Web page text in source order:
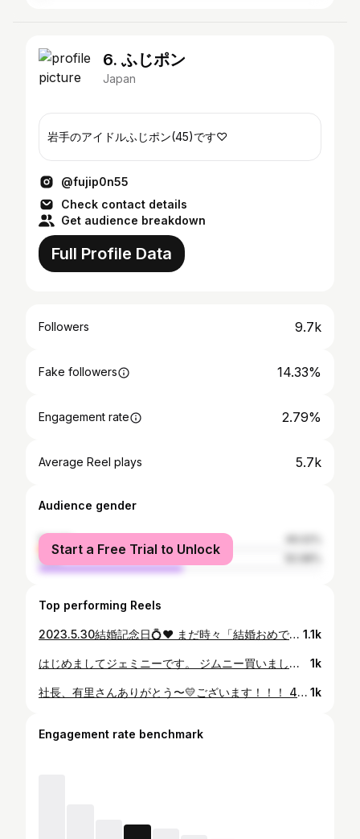
6. ふじポン
Japan
岩手のアイドルふじポン(45)です♡
@fujip0n55
Check contact details
Get audience breakdown
Full Profile Data
Followers 9.7k
Fake followers 14.33%
Engagement rate 2.79%
Average Reel plays 5.7k
Audience gender
female
male
Start a Free Trial to Unlock
Top performing Reels
2023.5.30結婚記念日💍❤️ まだ時々「結婚おめでとう」と言っていただくのですが、もう5回目の結婚記念日。はやっ！ ずっと楽しいな。 最近はかっこいいなあ〜って思って見てると「見るな！」ってなかなかの本気度で言われるのがお気に入りです☺️ (M的要素は少なめの自覚です⚡️) 今日は高知で福永洋一記念✨なので先日、早めの記念温泉♨️ 今はなかなかゆーっくり過ごせることが少ないけどずっと藤江くんの夢、応援っ📣✨ これからも一緒にたくさん笑おおおおう❤️‍🔥 #結婚記念日 #5回目 #楽しい #指輪 #Hawaii #また行きたい🏝️ @tatsunori6 1.1k
はじめましてジェミニーです。 ジムニー買いました。 首に夢グループのひんやりリングをつけている暑い夏に。 おかあさんが真顔で「買ったんでしょ？ジェミニー」と言ってきたので名前はジェミニーです。 いろんなところに一緒にいくぞー！ よろしくね💛 そしてハス子…今までありがとう（ ; ; ）🖤 #ジムニー #アルパインスタイル #キネティックイエロー #エヌズステージ #エヌズステージ盛岡 #ジェミニー #最初に乗せる人こだわるタイプ #ありがとうハス子 #ハスラー #ジムニーライフ #楽しみ 1k
社長、有里さんありがとう〜💛ございます！！！ 4年ぶりのTMEJフェスティバルinいわて。 トヨタ自動車東日本株式会社の社員さん、ご家族の皆さまと久しぶりにとっても楽しい時間を過ごせました。 いつもゲストが豪華なのですが今年も最高！！！ ほいけんたさん、夢グループの石田社長、保科有里さん😍😍😍 ゲストお2組の名前を聞いた瞬間、からだぐぅ夏になって色おまかせ首元ひんやりリングを買っておりました🥹 首元ひんやりリング(黄色💛)をメインとしたコーディネートではりきりMC✨ 人生ではじめて「明石家さんまさんです！」って言ってちょっぴり緊張。笑 生からだぐぅ♪もきけました🕺✨ ほいさんが歌うのはハイプレッシャーではなくホイプレッシャーだそうです😎✨ そしてお写真を快く撮ってくださった夢グループ石田社長と有里さん。 お2人のステージは癒しでもあり夢のようでもありテレビをみてるようでもあり。笑 感動しすぎてシーデーを買いました。 デーブイデーは持ってこなかったと社長がおっしゃってました🥹💛 DAMのカラオケに入っていると教えていただいたので覚えて歌います！ 相手募集✨ 8月の新曲も楽しみです！！！ 石田社長、有里さんも大谷くんお兄さんにびっくりしていたTMEJ硬式野球部の皆さまもかっこよかった！！✨ Instagramもしっかりフォロー✨ おもいっきり応援しております🔥 いろんな意味であっつあつなTMEJフェスティバル🔥 来年もお邪魔できますように🥹✨✨ #TMEJフェスティバルinいわて #トヨタ自動車東日本株式会社 #ほいけんた さん #ホイプレッシャー #夢グループ #石田社長 #保科有里 さん #首元ひんやりリング #シーデー #サイン入り💛 #カラオケ #相手募集 #TMEJ硬式野球部 #応援📣 #暑い1日🔥 #MC #ありがとうございます 1k
Engagement rate benchmark